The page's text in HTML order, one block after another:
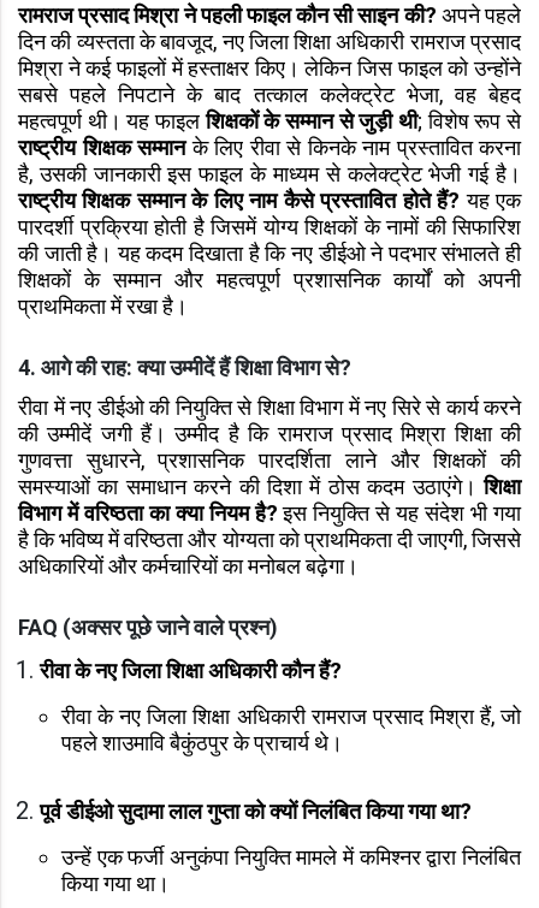
रामराज प्रसाद मिश्रा ने पहली फाइल कौन सी साइन की? अपने पहले
दिन की व्यस्तता के बावजूद, नए जिला शिक्षा अधिकारी रामराज प्रसाद
मिश्रा ने कई फाइलों में हस्ताक्षर किए। लेकिन जिस फाइल को उन्होंने
सबसे पहले निपटाने के बाद तत्काल कलेक्ट्रेट भेजा, वह बेहद
महत्वपूर्ण थी। यह फाइलशिक्षकों के सम्मान से जुड़ी थी; विशेष रूप से
राष्ट्रीय शिक्षक सम्मानके लिए रीवा से किनके नाम प्रस्तावित करना
है, उसकी जानकारी इस फाइल के माध्यम से कलेक्ट्रेट भेजी गई है।
राष्ट्रीय शिक्षक सम्मान के लिए नाम कैसे प्रस्तावित होते हैं? यह एक
पारदर्शी प्रक्रिया होती है जिसमें योग्य शिक्षकों के नामों की सिफारिश
की जाती है। यह कदम दिखाता है कि नए डीईओ ने पदभार संभालते ही
शिक्षकों के सम्मान और महत्वपूर्ण प्रशासनिक कार्यों को अपनी
प्राथमिकता में रखा है।
4. आगे की राह: क्या उम्मीदें हैं शिक्षा विभाग से?
रीवा में नए डीईओ की नियुक्ति से शिक्षा विभाग में नए सिरे से कार्य करने
की उम्मीदें जगी हैं। उम्मीद है कि रामराज प्रसाद मिश्रा शिक्षा की
गुणवत्ता सुधारने, प्रशासनिक पारदर्शिता लाने और शिक्षकों की
समस्याओं का समाधान करने की दिशा में ठोस कदम उठाएंगे।शिक्षा
विभाग में वरिष्ठता का क्या नियम है?इस नियुक्ति से यह संदेश भी गया
है कि भविष्य में वरिष्ठता और योग्यता को प्राथमिकता दी जाएगी, जिससे
अधिकारियों और कर्मचारियों का मनोबल बढ़ेगा।
FAQ (अक्सर पूछे जाने वाले प्रश्न)
रीवा के नए जिला शिक्षा अधिकारी कौन हैं?
रीवा के नए जिला शिक्षा अधिकारी रामराज प्रसाद मिश्रा हैं, जो
पहले शाउमावि बैकुंठपुर के प्राचार्य थे।
पूर्व डीईओ सुदामा लाल गुप्ता को क्यों निलंबित किया गया था?
उन्हें एक फर्जी अनुकंपा नियुक्ति मामले में कमिश्नर द्वारा निलंबित
किया गया था।